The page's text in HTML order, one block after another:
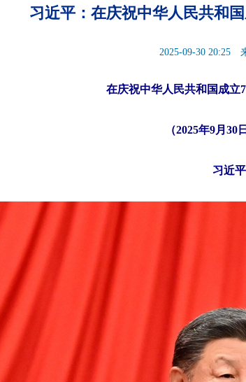
习近平：在庆祝中华人民共和
2025-09-30 20:25
在庆祝中华人民共和国成立
（2025年9月30
习近平